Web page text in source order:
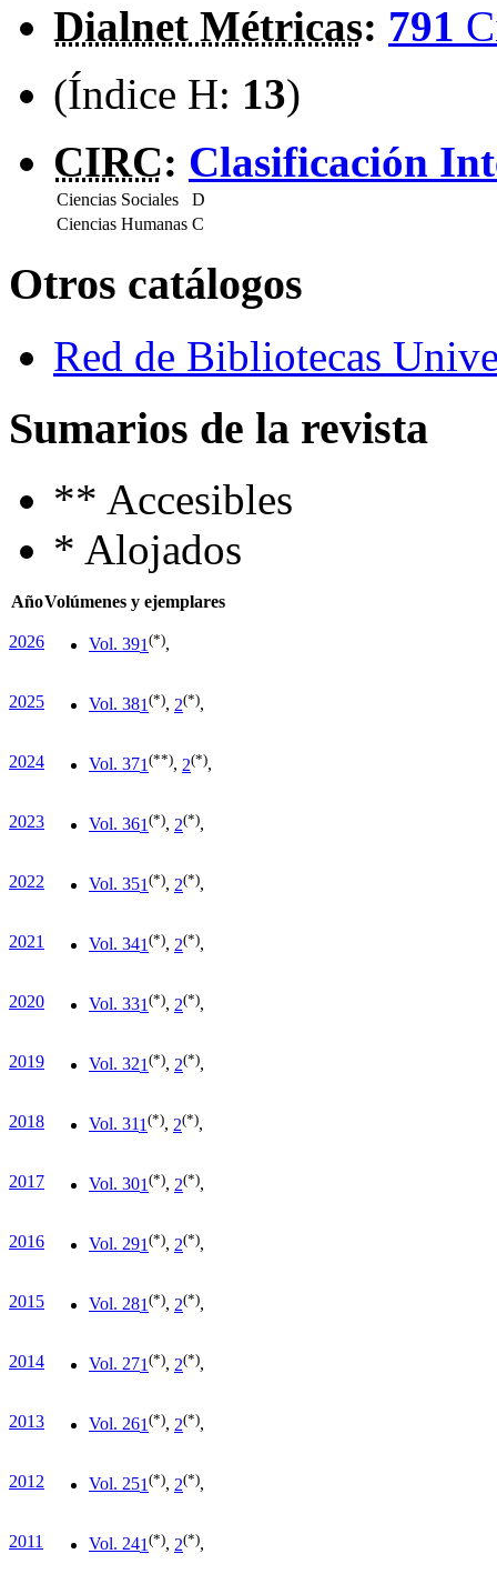
Dialnet Métricas: 791
(Índice H: 13)
CIRC: Clasificación
Ciencias Sociales
D
Ciencias Humanas C
Otros catálogos
Red de Bibliotecas
Sumarios de la revista
** Accesibles
* Alojados
AñoVolúmenes y ejemplares
2026 Vol. 391 (*),
2025 Vol. 381 (*), 2(*),
2024 Vol. 371 (**), 2(*),
2023 Vol. 361 (*), 2(*),
2022 Vol. 351 (*), 2(*),
2021 Vol. 341 (*), 2(*),
2020 Vol. 331 (*), 2(*),
2019 Vol. 321 (*), 2(*),
2018 Vol. 311 (*), 2(*),
2017 Vol. 301 (*), 2(*),
2016 Vol. 291 (*), 2(*),
2015 Vol. 281 (*), 2(*),
2014 Vol. 271 (*), 2(*),
2013 Vol. 261 (*), 2(*),
2012 Vol. 251 (*), 2(*),
2011 Vol. 241 (*), 2(*),